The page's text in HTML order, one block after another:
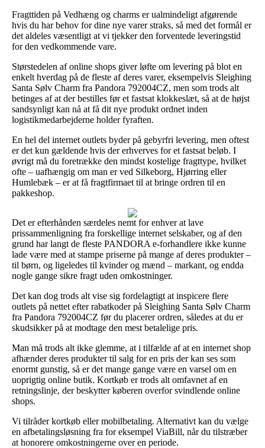
Fragttiden på Vedhæng og charms er ualmindeligt afgørende
hvis du har behov for dine nye varer straks, så med det formål er
det aldeles væsentligt at vi tjekker den forventede leveringstid
for den vedkommende vare.
Størstedelen af online shops giver løfte om levering på blot en
enkelt hverdag på de fleste af deres varer, eksempelvis Sleighing
Santa Sølv Charm fra Pandora 792004CZ, men som trods alt
betinges af at der bestilles før et fastsat klokkeslæt, så at de højst
sandsynligt kan nå at få dit nye produkt ordnet inden
logistikmedarbejderne holder fyraften.
En hel del internet outlets byder på gebyrfri levering, men oftest
er det kun gældende hvis der erhverves for et fastsat beløb. I
øvrigt må du foretrække den mindst kostelige fragttype, hvilket
ofte – uafhængig om man er ved Silkeborg, Hjørring eller
Humlebæk – er at få fragtfirmaet til at bringe ordren til en
pakkeshop.
Det er efterhånden særdeles nemt for enhver at lave
prissammenligning fra forskellige internet selskaber, og af den
grund har langt de fleste PANDORA e-forhandlere ikke kunne
lade være med at stampe priserne på mange af deres produkter –
til børn, og ligeledes til kvinder og mænd – markant, og endda
nogle gange sikre fragt uden omkostninger.
Det kan dog trods alt vise sig fordelagtigt at inspicere flere
outlets på nettet efter rabatkoder på Sleighing Santa Sølv Charm
fra Pandora 792004CZ før du placerer ordren, således at du er
skudsikker på at modtage den mest betalelige pris.
Man må trods alt ikke glemme, at i tilfælde af at en internet shop
afhænder deres produkter til salg for en pris der kan ses som
enormt gunstig, så er det mange gange være en varsel om en
uoprigtig online butik. Kortkøb er trods alt omfavnet af en
retningslinje, der beskytter køberen overfor svindlende online
shops.
Vi tilråder kortkøb eller mobilbetaling. Alternativt kan du vælge
en afbetalingsløsning fra for eksempel ViaBill, når du tilstræber
at honorere omkostningerne over en periode.